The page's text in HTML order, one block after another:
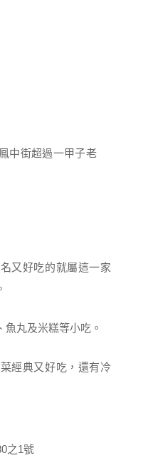
又好吃的就屬這一家
丸及米糕等小吃。
經典又好吃，還有冷
之1號